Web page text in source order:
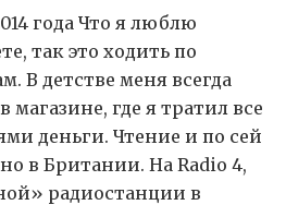
года Что я люблю
так это ходить по
В детстве меня всегда
где я тратил все
деньги. Чтение и по сей
в Британии. На Radio 4,
радиостанции в